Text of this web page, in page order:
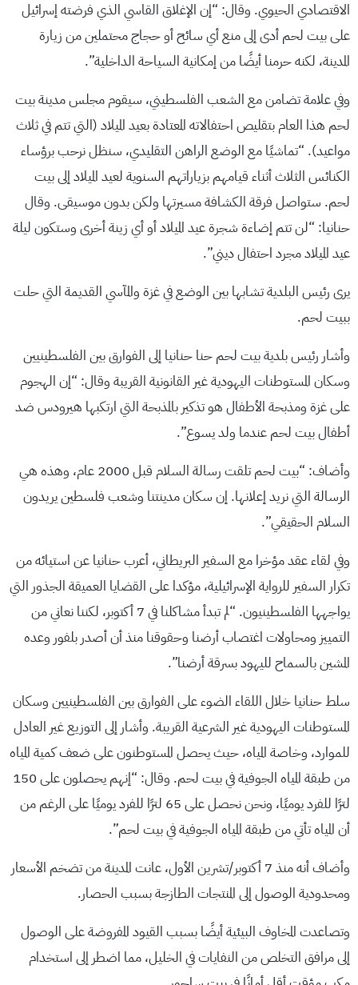
الاقتصادي الحيوي. وقال: “إن الإغلاق القاسي الذي فرضته إسرائيل
على بيت لحم أدى إلى منع أي سائح أو حجاج محتملين من زيارة
المدينة، لكنه حرمنا أيضًا من إمكانية السياحة الداخلية”.
وفي علامة تضامن مع الشعب الفلسطيني، سيقوم مجلس مدينة بيت
لحم هذا العام بتقليص احتفالاته المعتادة بعيد الميلاد (التي تتم في ثلاث
مواعيد). “تماشيًا مع الوضع الراهن التقليدي، سنظل نرحب برؤساء
الكنائس الثلاث أثناء قيامهم بزياراتهم السنوية لعيد الميلاد إلى بيت
لحم. ستواصل فرقة الكشافة مسيرتها ولكن بدون موسيقى. وقال
حنانيا: “لن تتم إضاءة شجرة عيد الميلاد أو أي زينة أخرى وستكون ليلة
عيد الميلاد مجرد احتفال ديني”.
يرى رئيس البلدية تشابها بين الوضع في غزة والمآسي القديمة التي حلت
ببيت لحم.
وأشار رئيس بلدية بيت لحم حنا حنانيا إلى الفوارق بين الفلسطينيين
وسكان المستوطنات اليهودية غير القانونية القريبة وقال: “إن الهجوم
على غزة ومذبحة الأطفال هو تذكير بالمذبحة التي ارتكبها هيرودس ضد
أطفال بيت لحم عندما ولد يسوع”.
وأضاف: “بيت لحم تلقت رسالة السلام قبل 2000 عام، وهذه هي
الرسالة التي نريد إعلانها. إن سكان مدينتنا وشعب فلسطين يريدون
السلام الحقيقي”.
وفي لقاء عقد مؤخرا مع السفير البريطاني، أعرب حنانيا عن استيائه من
تكرار السفير للرواية الإسرائيلية، مؤكدا على القضايا العميقة الجذور التي
يواجهها الفلسطينيون. “لم تبدأ مشاكلنا في 7 أكتوبر، لكننا نعاني من
التمييز ومحاولات اغتصاب أرضنا وحقوقنا منذ أن أصدر بلفور وعده
المشين بالسماح لليهود بسرقة أرضنا”.
سلط حنانيا خلال اللقاء الضوء على الفوارق بين الفلسطينيين وسكان
المستوطنات اليهودية غير الشرعية القريبة. وأشار إلى التوزيع غير العادل
للموارد، وخاصة المياه، حيث يحصل المستوطنون على ضعف كمية المياه
من طبقة المياه الجوفية في بيت لحم. وقال: “إنهم يحصلون على 150
لترًا للفرد يوميًا، ونحن نحصل على 65 لترًا للفرد يوميًا على الرغم من
أن المياه تأتي من طبقة المياه الجوفية في بيت لحم”.
وأضاف أنه منذ 7 أكتوبر/تشرين الأول، عانت المدينة من تضخم الأسعار
ومحدودية الوصول إلى المنتجات الطازجة بسبب الحصار.
وتصاعدت المخاوف البيئية أيضًا بسبب القيود المفروضة على الوصول
إلى مرافق التخلص من النفايات في الخليل، مما اضطر إلى استخدام